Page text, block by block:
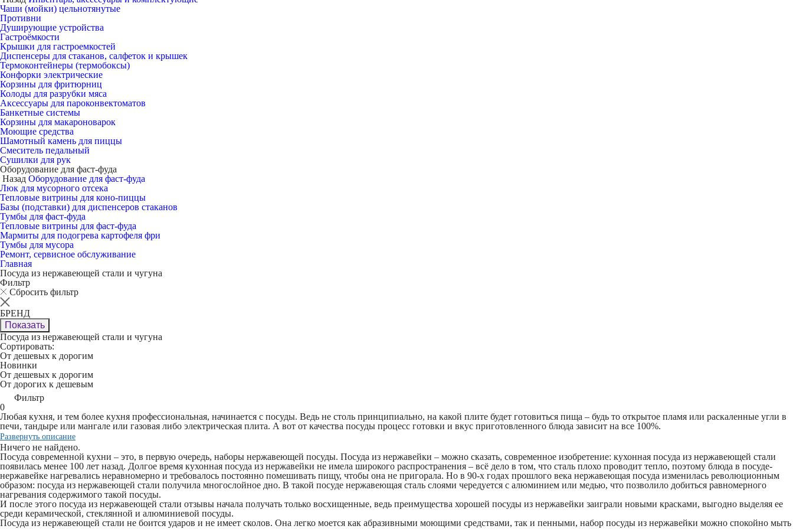
Чаши (мойки) цельнотянутые
Противни
Душирующие устройства
Гастроёмкости
Крышки для гастроемкостей
Диспенсеры для стаканов, салфеток и крышек
Термоконтейнеры (термобоксы)
Конфорки электрические
Корзины для фритюрниц
Колоды для разрубки мяса
Аксессуары для пароконвектоматов
Банкетные системы
Корзины для макароноварок
Моющие средства
Шамотный камень для пиццы
Смеситель педальный
Сушилки для рук
Оборудование для фаст-фуда
Назад Оборудование для фаст-фуда
Люк для мусорного отсека
Тепловые витрины для коно-пиццы
Базы (подставки) для диспенсеров стаканов
Тумбы для фаст-фуда
Тепловые витрины для фаст-фуда
Мармиты для подогрева картофеля фри
Тумбы для мусора
Ремонт, сервисное обслуживание
Главная
Посуда из нержавеющей стали и чугуна
Фильтр
Сбросить фильтр
БРЕНД
Показать
Посуда из нержавеющей стали и чугуна
Сортировать:
От дешевых к дорогим
Новинки
От дешевых к дорогим
От дорогих к дешевым
Фильтр
0
Любая кухня, и тем более кухня профессиональная, начинается с посуды. Ведь не столь принципиально, на какой плите будет готовиться пища – будь то открытое пламя или раскаленные угли в
печи, тандыре или мангале или газовая либо электрическая плита. А вот от качества посуды процесс готовки и вкус приготовленного блюда зависит на все 100%.
Развернуть описание
Ничего не найдено.
Посуда современной кухни – это, в первую очередь, наборы нержавеющей посуды. Посуда из нержавейки – можно сказать, современное изобретение: кухонная посуда из нержавеющей стали
появилась менее 100 лет назад. Долгое время кухонная посуда из нержавейки не имела широкого распространения – всё дело в том, что сталь плохо проводит тепло, поэтому блюда в посуде-
нержавейке нагревались неравномерно и требовалось постоянно помешивать пищу, чтобы она не пригорала. Но в 90-х годах прошлого века нержавеющая посуда изменилась революционным
образом: посуда из нержавеющей стали получила многослойное дно. В такой посуде нержавеющая сталь слоями чередуется с алюминием или медью, что позволило добиться равномерного
нагревания содержимого такой посуды.
И после этого посуда из нержавеющей стали отзывы начала получать только восхищенные, ведь преимущества хорошей посуды из нержавейки заиграли новыми красками, выгодно выделяя ее
среди керамической, стеклянной и алюминиевой посуды.
Посуда из нержавеющей стали не боится ударов и не имеет сколов. Она легко моется как абразивными моющими средствами, так и пенными, набор посуды из нержавейки можно спокойно мыть